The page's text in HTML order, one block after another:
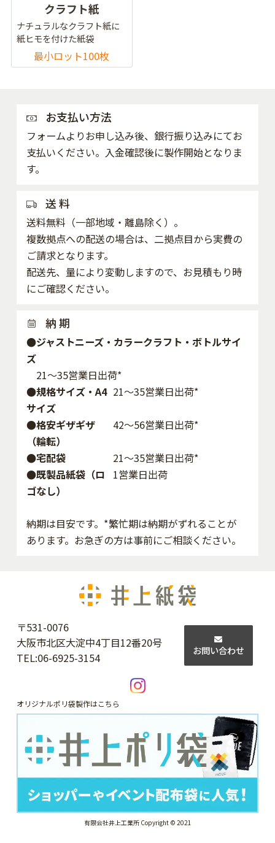
クラフト紙
ナチュラルなクラフト紙に
紙ヒモを付けた紙袋
最小ロット100枚
お支払い方法
フォームよりお申し込み後、銀行振り込みにてお
支払いください。入金確認後に製作開始となりま
す。
送 料
送料無料（一部地域・離島除く）。
複数拠点への配送の場合は、二拠点目から実費の
ご請求となります。
配送先、量により変動しますので、お見積もり時
にご確認ください。
納 期
●ジャストニーズ・カラークラフト・ボトルサイ
ズ
21～35営業日出荷*
●規格サイズ・A4
サイズ
21～35営業日出荷*
●格安ギザギザ
（輪転）
42〜56営業日出荷*
●宅配袋
21～35営業日出荷*
●既製品紙袋（ロ
ゴなし）
1営業日出荷
納期は目安です。*繁忙期は納期がずれることが
あります。お急ぎの方は事前にご相談ください。
〒531-0076
大阪市北区大淀中4丁目12番20号
TEL:06-6925-3154
お問い合わせ
オリジナルポリ袋製作はこちら
有限会社井上工業所 Copyright © 2021